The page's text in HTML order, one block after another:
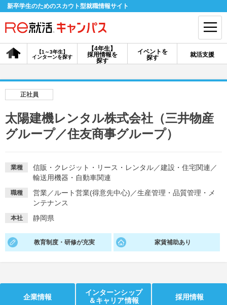
新卒学生のためのスカウト型就職情報サイト
【4年生】
採用情報を
探す
【1～3年生】
インターンを探す
イベントを
探す
就活支援
会員登録 ログイン
就活ノウハウ・サポート
就活支援 就活コラム
適職診断
あなたに合う仕事を診断！
就活チャンネル
動画で対策講座をチェック
正社員
太陽建機レンタル株式会社（三井物産
グループ／住友商事グループ）
業種 信販・クレジット・リース・レンタル／建設・住宅関連 ／
輸送用機器・自動車関連
職種 営業／ ルート営業(得意先中心) ／生産管理・品質管理・メ
ンテナンス
本社 静岡県
教育制度・研修が充実 家賃補助あり
企業情報
インターンシップ
＆キャリア情報
採用情報